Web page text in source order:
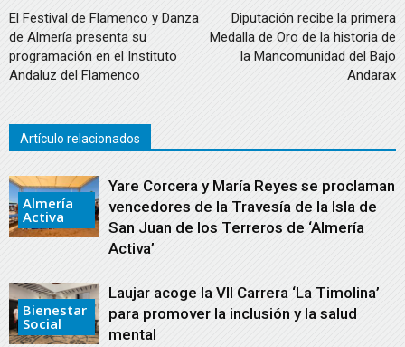
El Festival de Flamenco y Danza
de Almería presenta su
programación en el Instituto
Andaluz del Flamenco
Diputación recibe la primera
Medalla de Oro de la historia de
la Mancomunidad del Bajo
Andarax
Artículo relacionados
Almería
Activa
Yare Corcera y María Reyes se proclaman
vencedores de la Travesía de la Isla de
San Juan de los Terreros de ‘Almería
Activa’
Bienestar
Social
Laujar acoge la VII Carrera ‘La Timolina’
para promover la inclusión y la salud
mental